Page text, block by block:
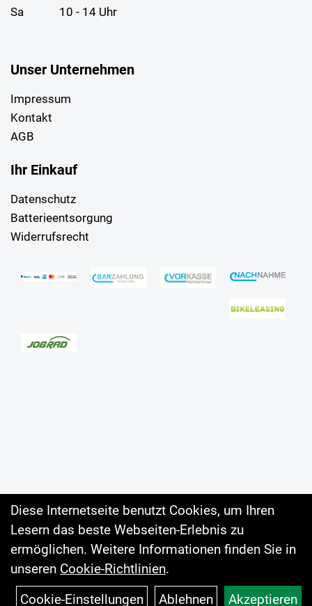
Sa 10 - 14 Uhr
Unser Unternehmen
Impressum
Kontakt
AGB
Ihr Einkauf
Datenschutz
Batterieentsorgung
Widerrufsrecht
Diese Internetseite benutzt Cookies, um Ihren
Lesern das beste Webseiten-Erlebnis zu
ermöglichen. Weitere Informationen finden Sie in
unseren Cookie-Richtlinien.
Cookie-Einstellungen
Ablehnen Akzeptieren
Auftrag widerrufen